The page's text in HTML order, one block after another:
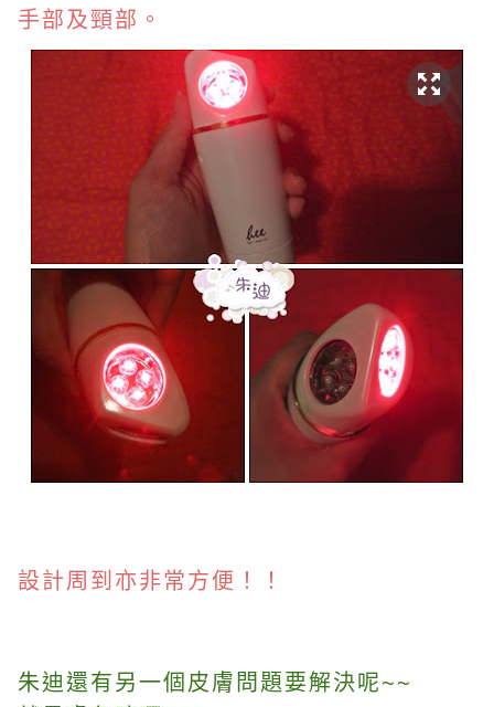
手部及頸部。
設計周到亦非常方便！！
朱迪還有另一個皮膚問題要解決呢~~